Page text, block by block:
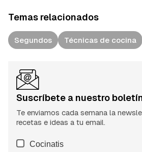
Temas relacionados
Segundos Técnicas de cocina
Suscríbete a nuestro
Te enviamos cada semana la
recetas e ideas a tu email.
Cocinatis